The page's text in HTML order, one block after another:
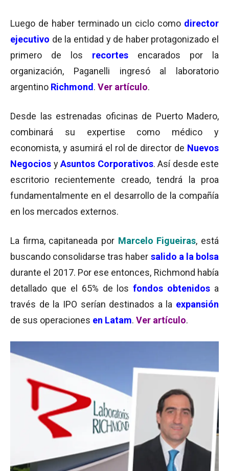
Luego de haber terminado un ciclo como director
ejecutivo de la entidad y de haber protagonizado el
primero de los recortes encarados por la
organización, Paganelli ingresó al laboratorio
argentino Richmond . Ver artículo.
Desde las estrenadas oficinas de Puerto Madero,
combinará su expertise como médico y
economista, y asumirá el rol de director de Nuevos
Negocios yAsuntos Corporativos. Así desde este
escritorio recientemente creado, tendrá la proa
fundamentalmente en el desarrollo de la compañía
en los mercados externos.
La firma, capitaneada por Marcelo Figueiras, está
buscando consolidarse tras haber salido a la bolsa
durante el 2017. Por ese entonces, Richmond había
detallado que el 65% de losfondos obtenidos a
través de la IPO serían destinados a la expansión
de sus operaciones en Latam. Ver artículo.